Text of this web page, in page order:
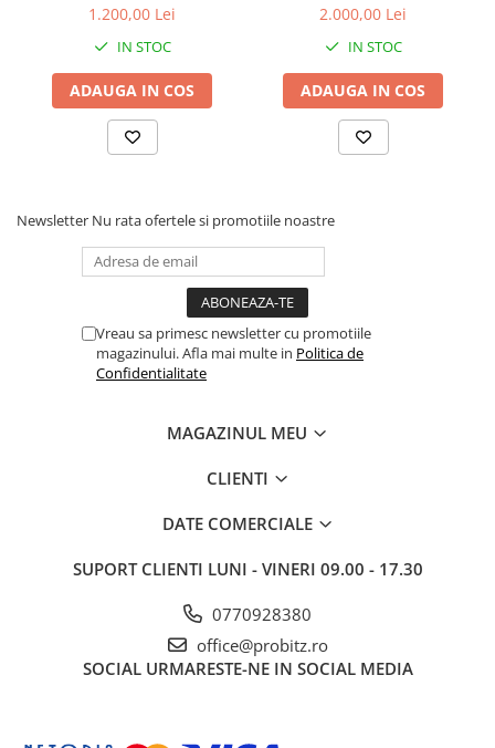
Statii GRAFICE Refurbished
Imprimante&Consumabile
Cartuse cerneala
Imprimante de format mare
Imprimante Foto
Imprimante Inkjet
Multifunctionale Inkjet
Accesorii switch-uri
Adaptoare PowerLAN
Alte accesorii retea
1.200,00 Lei
IN STOC
ADAUGA IN COS
16 GB RAM, 512 GB SSD,
2.000,00 Lei
IN STOC
ADAUGA IN COS
Newsletter Nu rata ofertele si promotiile noastre
Vreau sa primesc newsletter cu promotiile
magazinului. Afla mai multe in Politica de
Confidentialitate
MAGAZINUL MEU
CLIENTI
DATE COMERCIALE
SUPORT CLIENTI LUNI - VINERI 09.00 - 17.30
0770928380
office@probitz.ro
SOCIAL URMARESTE-NE IN SOCIAL MEDIA